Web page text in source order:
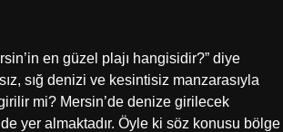
en güzel plajı hangisidir?” diye
sığ denizi ve kesintisiz manzarasıyla
mi? Mersin’de denize girilecek
yer almaktadır. Öyle ki söz konusu bölge